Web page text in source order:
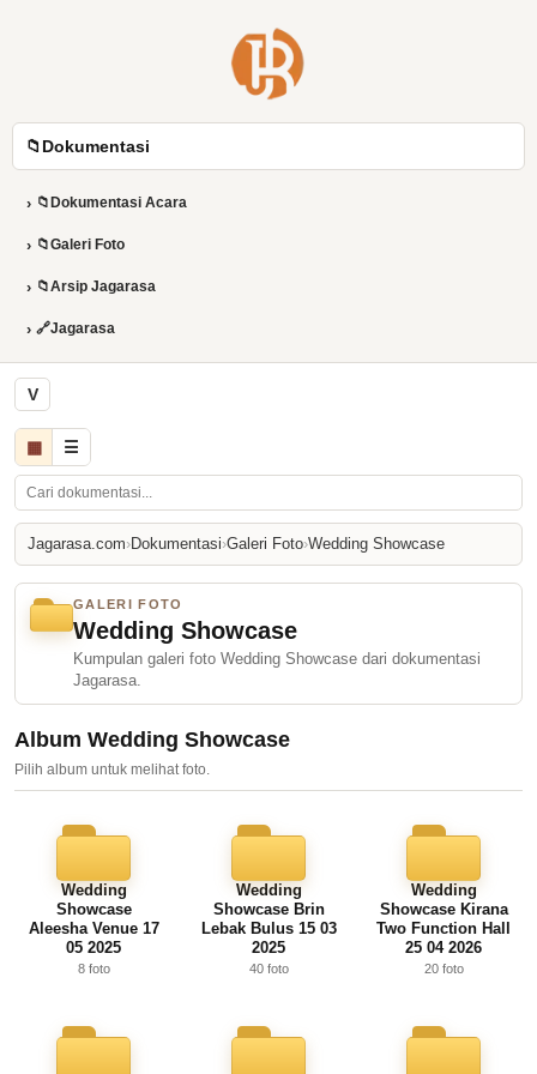
📁 Dokumentasi
› 📁 Dokumentasi Acara
› 📁Galeri Foto
› 📁Arsip Jagarasa
› 🔗Jagarasa
V
▦ ☰
Jagarasa.com›Dokumentasi›Galeri Foto›Wedding Showcase
GALERI FOTO
Wedding Showcase
Kumpulan galeri foto Wedding Showcase dari dokumentasi
Jagarasa.
Album Wedding Showcase
Pilih album untuk melihat foto.
Wedding
Showcase
Aleesha Venue 17
05 2025
8 foto
Wedding
Showcase Brin
Lebak Bulus 15 03
2025
40 foto
Wedding
Showcase Kirana
Two Function Hall
25 04 2026
20 foto